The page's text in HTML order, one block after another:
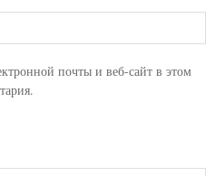
почты и веб-сайт в этом